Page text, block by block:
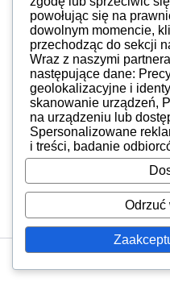
powołując się na
dowolnym momencie,
przechodząc do sekcji
Wraz z naszymi
następujące dane:
geolokalizacyjne i
skanowanie urządzeń,
na urządzeniu lub
Spersonalizowane
i treści, badanie
Odrzuć